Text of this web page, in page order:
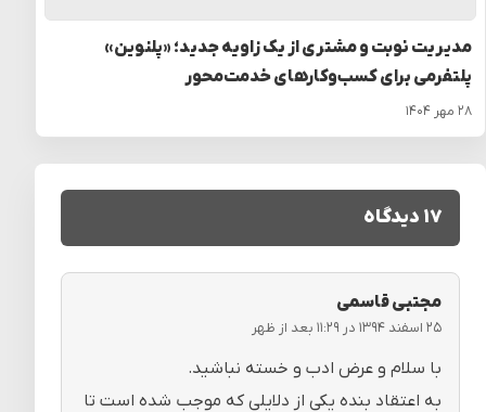
مدیریت نوبت و مشتری از یک زاویه جدید؛ «پلنوین»
پلتفرمی برای کسب‌وکارهای خدمت‌محور
۲۸ مهر ۱۴۰۴
۱۷ دیدگاه
مجتبی قاسمی
۲۵ اسفند ۱۳۹۴ در ۱۱:۲۹ بعد از ظهر
با سلام و عرض ادب و خسته نباشید.
به اعتقاد بنده یکی از دلایلی که موجب شده است تا